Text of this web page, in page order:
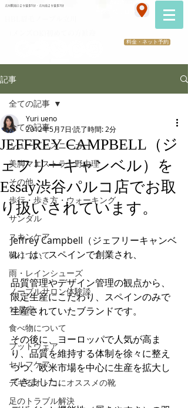
立川駅南口より徒歩5分・立川南より徒歩3分
料金・ネット予約
記事
全ての記事
シューズ・スニーカー
美脚マエストラ上野由理
その他
歩行・歩き方・ウォーキング
サンダル
スキンケア
靴について
雨・レインシューズ
ノーブルサロン体験談
12星座
食べ物について
フットウェア
セルフケア
デキるオトコにオススメの靴
足のトラブル解決
全ての記事
JEFFREY CAMPBELL（ジ
ェフリーキャンベル）を
Essay渋谷パルコ店でお取
り扱いされています。
Yuri ueno
2012年5月7日 読了時間: 2分
Jeffrey Campbell（ジェフリーキャンベ
ル）は、スペインで創業され、
品質管理やデザイン管理の観点から、
限定生産にこだわり、スペインのみで
生産されていたブランドです。
その後に、ヨーロッパで人気が高ま
り、品質を維持する体制を徐々に整え
つつ、欧米市場を中心に生産を拡大し
てきました。